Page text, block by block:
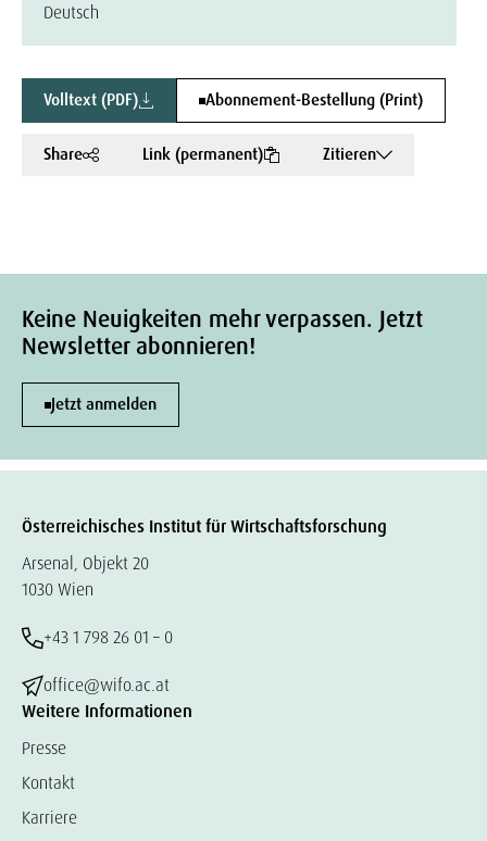
Deutsch
Volltext (PDF) Abonnement-Bestellung (Print)
Share Link (permanent) Zitieren
Keine Neuigkeiten mehr verpassen. Jetzt
Newsletter abonnieren!
Jetzt anmelden
Österreichisches Institut für Wirtschaftsforschung
Arsenal, Objekt 20
1030 Wien
+43 1 798 26 01 – 0
office@wifo.ac.at
Weitere Informationen
Presse
Kontakt
Karriere